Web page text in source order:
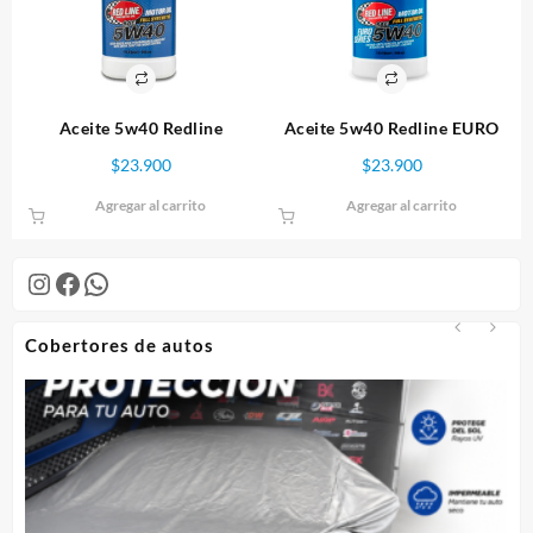
Instagram
Facebook
WhatsApp
Cobertores de autos
Aceite 5w40 Redline
$23.900
Agregar al carrito
Aceite 5w40 Redline EURO
$23.900
Agregar al carrito